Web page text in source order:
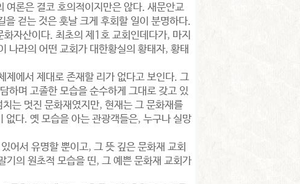
여론은 결코 호의적이지만은 않다. 새문안교
걷는 것은 훗날 크게 후회할 일이 분명하다.
자산이다. 최초의 제1호 교회인데다가, 마지
나라의 어떤 교회가 대한황실의 황태자, 황태
제에서 제대로 존재할 리가 없다고 보인다. 그
하며 고졸한 모습을 순수하게 그대로 갖고 있
는 멋진 문화재였지만, 현재는 그 문화재를
없다. 옛 모습을 아는 관광객들은, 누구나 실망
어서 유명할 뿐이고, 그 뜻 깊은 문화재 교회
기의 원초적 모습을 띤, 그 예쁜 문화재 교회가